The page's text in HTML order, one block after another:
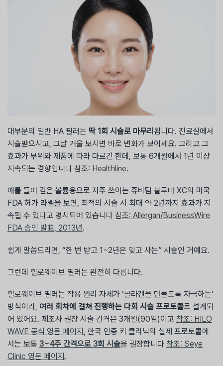
대부분의 일반 HA 필러는 딱 1회 시술로 마무리 됩니다. 진료실에서
시술받으시고, 그날 거울 보시면 바로 변화가 보이세요. 그리고 그
효과가 부위와 제품에 따라 다르긴 한데, 보통 6개월에서 1년 이상
지속되는 경향입니다 참조: Healthline.
예를 들어 깊은 볼륨용으로 자주 쓰이는 쥬비덤 볼루마 XC의 미국
FDA 허가 라벨을 보면, 최적의 시술 시 최대 약 2년까지 효과가 지
속될 수 있다고 명시되어 있습니다 참조: Allergan/BusinessWire
FDA 승인 발표, 2013년.
쉽게 말씀드리면, “한 번 받고 1~2년은 잊고 사는” 시술인 거예요.
그런데 힐로웨이브 필러는 완전히 다릅니다.
힐로웨이브 필러는 작용 원리 자체가 ‘콜라겐을 만들도록 자극하는’
방식이라, 여러 회차에 걸쳐 진행하는 다회 시술 프로토콜로 설계되
어 있어요. 제조사 권장 시술 간격은 3개월(90일)이고 참조: HILO
WAVE 공식 영문 페이지 , 한국 인증 키 클리닉의 실제 프로토콜에
서는 보통 3~4주 간격으로 3회 시술을 권장합니다 참조: Seye
Clinic 영문 페이지 .